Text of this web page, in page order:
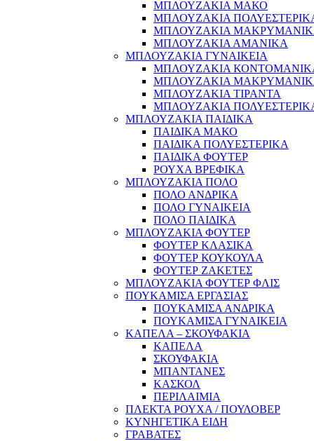
ΜΠΛΟΥΖΑΚΙΑ ΜΑΚΟ
ΜΠΛΟΥΖΑΚΙΑ
ΜΠΛΟΥΖΑΚΙΑ
ΜΠΛΟΥΖΑΚΙΑ ΑΜΑΝΙΚΑ
ΜΠΛΟΥΖΑΚΙΑ ΓΥΝΑΙΚΕΙΑ
ΜΠΛΟΥΖΑΚΙΑ
ΜΠΛΟΥΖΑΚΙΑ
ΜΠΛΟΥΖΑΚΙΑ ΤΙΡΑΝΤΑ
ΜΠΛΟΥΖΑΚΙΑ
ΜΠΛΟΥΖΑΚΙΑ ΠΑΙΔΙΚΑ
ΠΑΙΔΙΚΑ ΜΑΚΟ
ΠΑΙΔΙΚΑ ΠΟΛΥΕΣΤΕΡΙΚΑ
ΠΑΙΔΙΚΑ ΦΟΥΤΕΡ
ΡΟΥΧΑ ΒΡΕΦΙΚΑ
ΜΠΛΟΥΖΑΚΙΑ ΠΟΛΟ
ΠΟΛΟ ΑΝΔΡΙΚΑ
ΠΟΛΟ ΓΥΝΑΙΚΕΙΑ
ΠΟΛΟ ΠΑΙΔΙΚΑ
ΜΠΛΟΥΖΑΚΙΑ ΦΟΥΤΕΡ
ΦΟΥΤΕΡ ΚΛΑΣΙΚΑ
ΦΟΥΤΕΡ ΚΟΥΚΟΥΛΑ
ΦΟΥΤΕΡ ΖΑΚΕΤΕΣ
ΜΠΛΟΥΖΑΚΙΑ ΦΟΥΤΕΡ ΦΛΙΣ
ΠΟΥΚΑΜΙΣΑ ΕΡΓΑΣΙΑΣ
ΠΟΥΚΑΜΙΣΑ ΑΝΔΡΙΚΑ
ΠΟΥΚΑΜΙΣΑ ΓΥΝΑΙΚΕΙΑ
ΚΑΠΕΛΑ – ΣΚΟΥΦΑΚΙΑ
ΚΑΠΕΛΑ
ΣΚΟΥΦΑΚΙΑ
ΜΠΑΝΤΑΝΕΣ
ΚΑΣΚΟΛ
ΠΕΡΙΛΑΙΜΙΑ
ΠΛΕΚΤΑ ΡΟΥΧΑ / ΠΟΥΛΟΒΕΡ
ΚΥΝΗΓΕΤΙΚΑ ΕΙΔΗ
ΓΡΑΒΑΤΕΣ